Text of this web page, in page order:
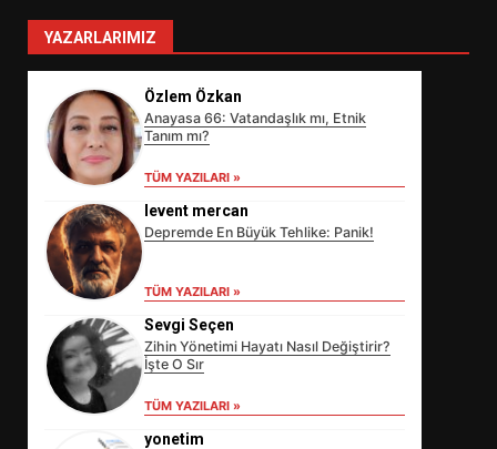
YAZARLARIMIZ
Özlem Özkan
Anayasa 66: Vatandaşlık mı, Etnik
Tanım mı?
TÜM YAZILARI »
levent mercan
Depremde En Büyük Tehlike: Panik!
TÜM YAZILARI »
Sevgi Seçen
Zihin Yönetimi Hayatı Nasıl Değiştirir?
İşte O Sır
TÜM YAZILARI »
yonetim
DEĞİŞECEK?
EDREMİT’İN GURURU TÜRKİYE
FİNALİNDE NE BAŞARDI?